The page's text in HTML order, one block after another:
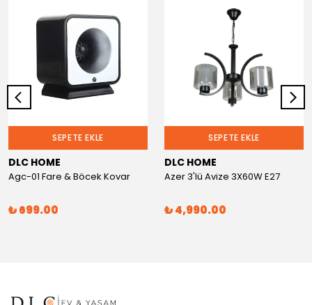
SEPETE EKLE
DLC HOME
Agc-01 Fare & Böcek Kovar
₺ 699.00
SEPETE EKLE
DLC HOME
Azer 3'lü Avize 3X60W E27
₺ 4,990.00